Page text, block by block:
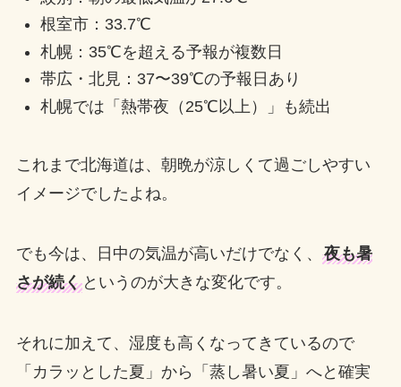
根室市：33.7℃
札幌：35℃を超える予報が複数日
帯広・北見：37〜39℃の予報日あり
札幌では「熱帯夜（25℃以上）」も続出
これまで北海道は、朝晩が涼しくて過ごしやすい
イメージでしたよね。
でも今は、日中の気温が高いだけでなく、 夜も暑
さが続くというのが大きな変化です。
それに加えて、湿度も高くなってきているので
「カラッとした夏」から「蒸し暑い夏」へと確実